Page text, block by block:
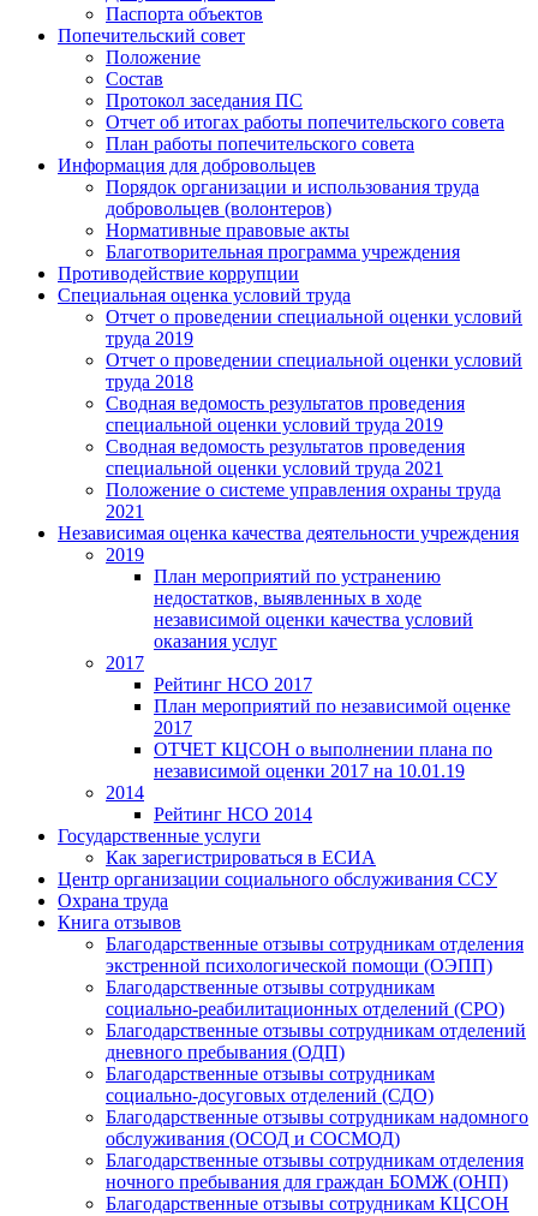
Паспорта объектов
Попечительский совет
Положение
Состав
Протокол заседания ПС
Отчет об итогах работы попечительского совета
План работы попечительского совета
Информация для добровольцев
Порядок организации и использования труда
добровольцев (волонтеров)
Нормативные правовые акты
Благотворительная программа учреждения
Противодействие коррупции
Специальная оценка условий труда
Отчет о проведении специальной оценки условий
труда 2019
Отчет о проведении специальной оценки условий
труда 2018
Сводная ведомость результатов проведения
специальной оценки условий труда 2019
Сводная ведомость результатов проведения
специальной оценки условий труда 2021
Положение о системе управления охраны труда
2021
Независимая оценка качества деятельности учреждения
2019
План мероприятий по устранению
недостатков, выявленных в ходе
независимой оценки качества условий
оказания услуг
2017
Рейтинг НСО 2017
План мероприятий по независимой оценке
2017
ОТЧЕТ КЦСОН о выполнении плана по
независимой оценки 2017 на 10.01.19
2014
Рейтинг НСО 2014
Государственные услуги
Как зарегистрироваться в ЕСИА
Центр организации социального обслуживания ССУ
Охрана труда
Книга отзывов
Благодарственные отзывы сотрудникам отделения
экстренной психологической помощи (ОЭПП)
Благодарственные отзывы сотрудникам
социально-реабилитационных отделений (СРО)
Благодарственные отзывы сотрудникам отделений
дневного пребывания (ОДП)
Благодарственные отзывы сотрудникам
социально-досуговых отделений (СДО)
Благодарственные отзывы сотрудникам надомного
обслуживания (ОСОД и СОСМОД)
Благодарственные отзывы сотрудникам отделения
ночного пребывания для граждан БОМЖ (ОНП)
Благодарственные отзывы сотрудникам КЦСОН